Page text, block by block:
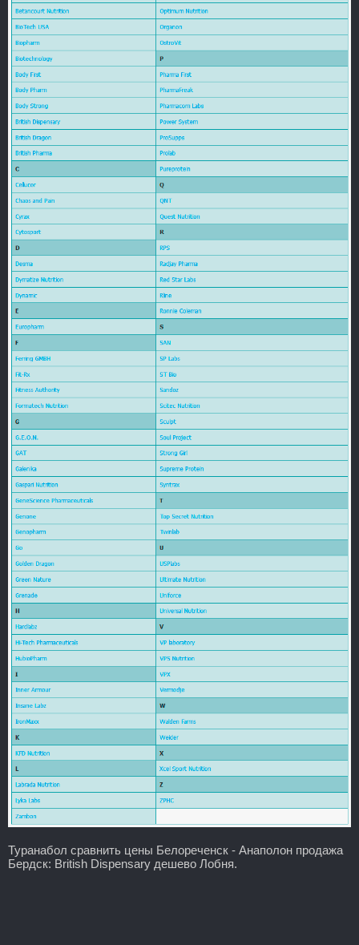
Туранабол сравнить цены Белореченск - Анаполон продажа
Бердск: British Dispensary дешево Лобня.